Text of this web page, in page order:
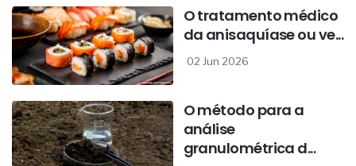
O tratamento médico
da anisaquíase ou ve...
02 Jun 2026
O método para a
análise
granulométrica d...